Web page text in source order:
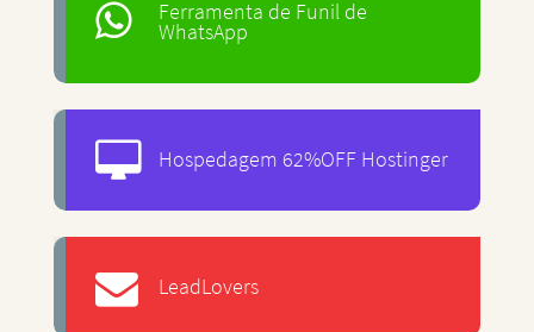
Ferramenta de Funil de
WhatsApp
Hospedagem 62%OFF Hostinger
LeadLovers